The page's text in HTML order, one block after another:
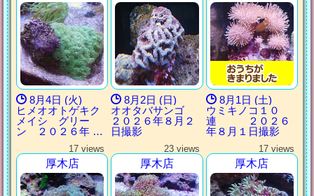
8月4日 (火)
ヒメオオトゲキク
メイシ グリー
ン ２０２６年 …
8月2日 (日)
オオタバサンゴ
２０２６年８月２
日撮影
8月1日 (土)
ウミキノコ１０
連 ２０２６
年８月１日撮影
17 views
厚木店
23 views
厚木店
17 views
厚木店